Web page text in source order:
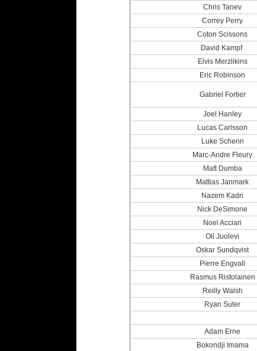
Chris Tanev
Correy Perry
Coton Scissons
David Kampf
Elvis Merzlikins
Eric Robinson
Gabriel Fortier
Joel Hanley
Lucas Carlsson
Luke Schenn
Marc-Andre Fleury
Matt Dumba
Mattias Janmark
Nazem Kadri
Nick DeSimone
Noel Acciari
Oli Juolevi
Oskar Sundqvist
Pierre Engvall
Rasmus Ristolainen
Reilly Walsh
Ryan Suter
Adam Erne
Bokondji Imama